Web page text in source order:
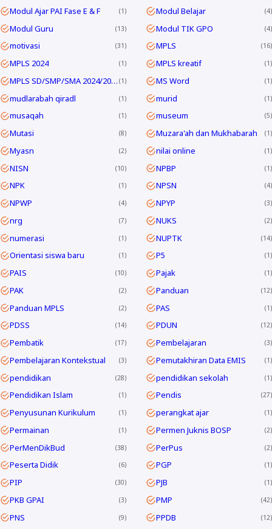
Modul Ajar PAI Fase E & F 1 Modul Belajar 4
Modul Guru 13 Modul TIK GPO 4
motivasi 31 MPLS 16
MPLS 2024 1 MPLS kreatif 1
MPLS SD/SMP/SMA 2024/2025 1 MS Word 1
mudlarabah qiradl 1 murid 1
musaqah 1 museum 5
Mutasi 8 Muzara'ah dan Mukhabarah 1
Myasn 2 nilai online 1
NISN 10 NPBP 1
NPK 1 NPSN 4
NPWP 4 NPYP 3
nrg 7 NUKS 2
numerasi 1 NUPTK 14
Orientasi siswa baru 1 P5 1
PAIS 10 Pajak 1
PAK 2 Panduan 12
Panduan MPLS 2 PAS 1
PDSS 14 PDUN 12
Pembatik 17 Pembelajaran 3
Pembelajaran Kontekstual 3 Pemutakhiran Data EMIS 1
pendidikan 28 pendidikan sekolah 1
Pendidikan Islam 1 Pendis 27
Penyusunan Kurikulum 1 perangkat ajar 1
Permainan 1 Permen Juknis BOSP 2
PerMenDikBud 38 PerPus 2
Peserta Didik 6 PGP 1
PIP 30 PJB 1
PKB GPAI 3 PMP 42
PNS 9 PPDB 12